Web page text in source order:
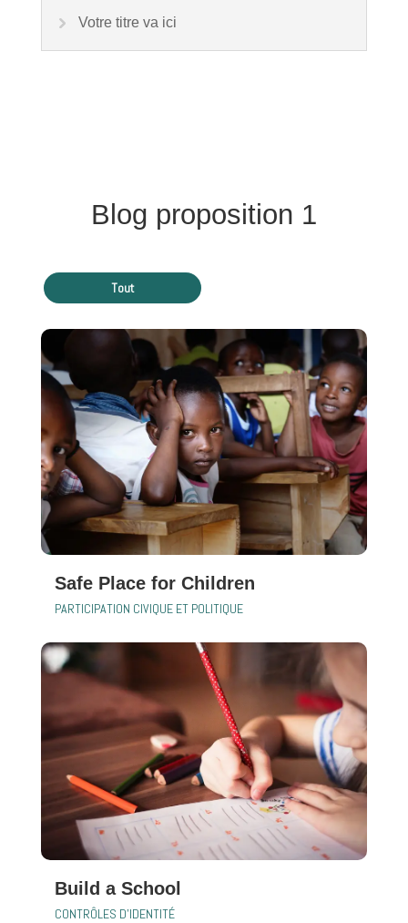
Votre titre va ici
Blog proposition 1
Tout
Safe Place for Children
PARTICIPATION CIVIQUE ET POLITIQUE
Build a School
CONTRÔLES D'IDENTITÉ